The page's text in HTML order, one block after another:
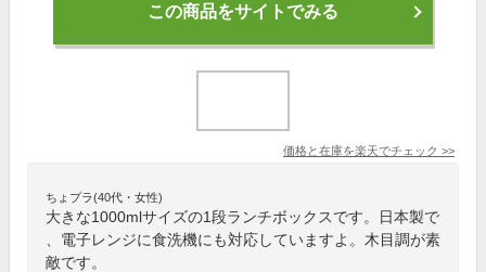
この商品をサイトでみる
価格と在庫を楽天でチェック >>
ちょプラ(40代・女性)
大きな1000mlサイズの1段ランチボックスです。日本製で
、電子レンジに食洗機にも対応していますよ。木目調が素
敵です。